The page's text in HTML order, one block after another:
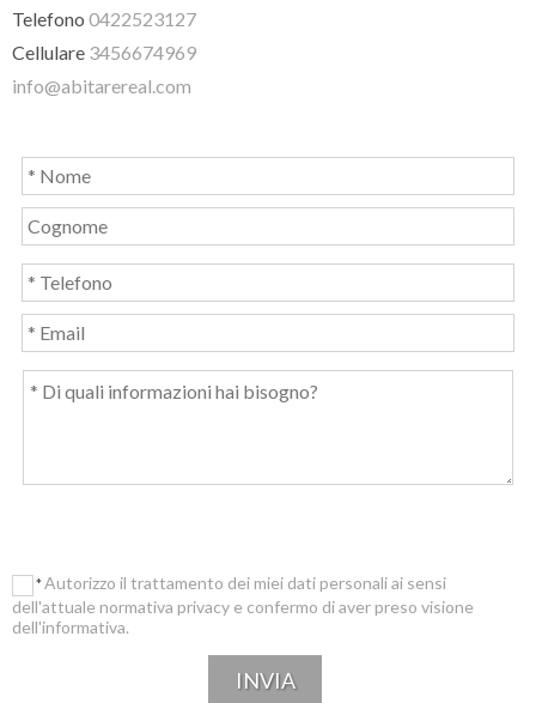
Telefono 0422523127
Cellulare 3456674969
info@abitarereal.com
*Autorizzo il trattamento dei miei dati personali ai sensi
dell'attuale normativa privacy e confermo di aver preso visione
dell'informativa.